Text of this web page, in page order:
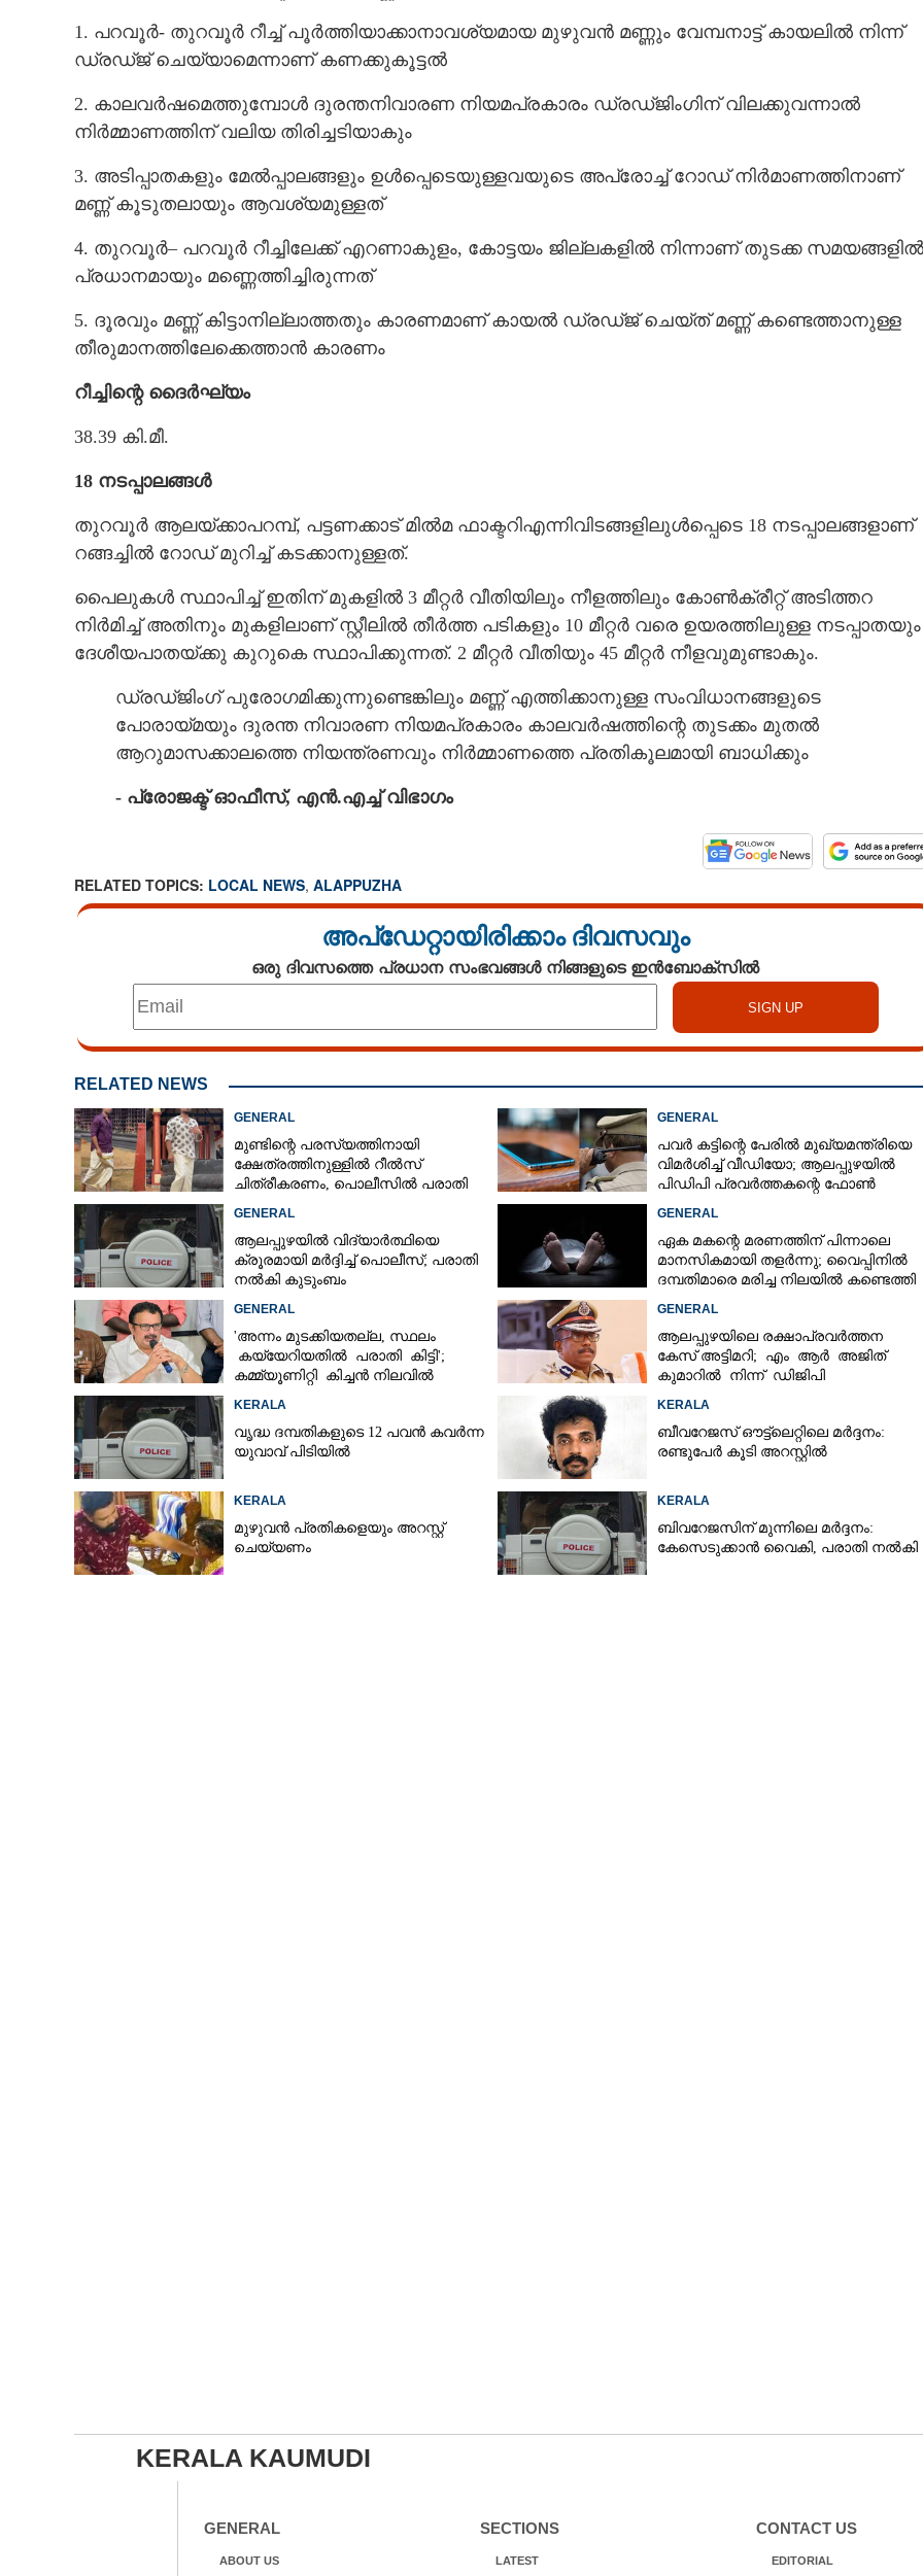
1. പറവൂർ- തുറവൂർ റീച്ച് പൂർത്തിയാക്കാനാവശ്യമായ മുഴുവൻ മണ്ണും വേമ്പനാട്ട് കായലിൽ നിന്ന്
ഡ്രഡ്ജ് ചെയ്യാമെന്നാണ് കണക്കുകൂട്ടൽ
2. കാലവർഷമെത്തുമ്പോൾ ദുരന്തനിവാരണ നിയമപ്രകാരം ഡ്രഡ്ജിംഗിന് വിലക്കുവന്നാൽ
നിർമ്മാണത്തിന് വലിയ തിരിച്ചടിയാകും
3. അടിപ്പാതകളും മേൽപ്പാലങ്ങളും ഉൾപ്പെടെയുള്ളവയുടെ അപ്രോച്ച് റോഡ് നിർമാണത്തിനാണ്
മണ്ണ് കൂടുതലായും ആവശ്യമുള്ളത്
4. തുറവൂർ– പറവൂർ റീച്ചിലേക്ക് എറണാകുളം, കോട്ടയം ജില്ലകളിൽ നിന്നാണ് തുടക്ക സമയങ്ങളിൽ
പ്രധാനമായും മണ്ണെത്തിച്ചിരുന്നത്
5. ദൂരവും മണ്ണ് കിട്ടാനില്ലാത്തതും കാരണമാണ് കായൽ ഡ്ര‌ഡ്ജ് ചെയ്ത് മണ്ണ് കണ്ടെത്താനുള്ള
തീരുമാനത്തിലേക്കെത്താൻ കാരണം
റീച്ചിന്റെ ദൈർഘ്യം
38.39 കി.മീ.
18 നടപ്പാലങ്ങൾ
തുറവൂർ ആലയ്ക്കാപറമ്പ്, പട്ടണക്കാട് മിൽമ ഫാക്ടറിഎന്നിവിടങ്ങളിലുൾപ്പെടെ 18 നടപ്പാലങ്ങളാണ്
റങ്ങച്ചിൽ റോഡ് മുറിച്ച് കടക്കാനുള്ളത്.
പൈലുകൾ സ്ഥാപിച്ച് ഇതിന് മുകളിൽ 3 മീറ്റർ വീതിയിലും നീളത്തിലും കോൺക്രീറ്റ് അടിത്തറ
നിർമിച്ച് അതിനും മുകളിലാണ് സ്റ്റീലിൽ തീർത്ത പടികളും 10 മീറ്റർ വരെ ഉയരത്തിലുള്ള നടപ്പാതയും
ദേശീയപാതയ്ക്കു കുറുകെ സ്ഥാപിക്കുന്നത്. 2 മീറ്റർ വീതിയും 45 മീറ്റർ നീളവുമുണ്ടാകും.
ഡ്രഡ്ജിംഗ് പുരോഗമിക്കുന്നുണ്ടെങ്കിലും മണ്ണ് എത്തിക്കാനുള്ള സംവിധാനങ്ങളുടെ
പോരായ്മയും ദുരന്ത നിവാരണ നിയമപ്രകാരം കാലവർഷത്തിന്റെ തുടക്കം മുതൽ
ആറുമാസക്കാലത്തെ നിയന്ത്രണവും നിർമ്മാണത്തെ പ്രതികൂലമായി ബാധിക്കും
- പ്രോജക്ട് ഓഫീസ്, എൻ.എച്ച് വിഭാഗം
RELATED TOPICS: LOCAL NEWS, ALAPPUZHA
അപ്ഡേറ്റായിരിക്കാം ദിവസവും
ഒരു ദിവസത്തെ പ്രധാന സംഭവങ്ങൾ നിങ്ങളുടെ ഇൻബോക്സിൽ
RELATED NEWS
GENERAL
മുണ്ടിന്റെ പരസ്യത്തിനായി
ക്ഷേത്രത്തിനുള്ളിൽ റീൽസ്
ചിത്രീകരണം, പൊലീസിൽ പരാതി
GENERAL
പവർ കട്ടിന്റെ പേരിൽ മുഖ്യമന്ത്രിയെ
വിമർശിച്ച് വീഡിയോ; ആലപ്പുഴയിൽ
പിഡിപി പ്രവർത്തകന്റെ ഫോൺ
GENERAL
ആലപ്പുഴയിൽ വിദ്യാർത്ഥിയെ
ക്രൂരമായി മർദ്ദിച്ച് പൊലീസ്; പരാതി
നൽകി കുടുംബം
GENERAL
ഏക മകന്റെ മരണത്തിന് പിന്നാലെ
മാനസികമായി തളർന്നു; വൈപ്പിനിൽ
ദമ്പതിമാരെ മരിച്ച നിലയിൽ കണ്ടെത്തി
GENERAL
'അന്നം മുടക്കിയതല്ല, സ്ഥലം
കയ്യേറിയതിൽ പരാതി കിട്ടി';
കമ്മ്യൂണിറ്റി കിച്ചൻ നിലവിൽ
GENERAL
ആലപ്പുഴയിലെ രക്ഷാപ്രവർത്തന
കേസ് അട്ടിമറി; എം ആർ അജിത്
കുമാറിൽ നിന്ന് ‌ ഡിജിപി
KERALA
വൃദ്ധ ദമ്പതികളുടെ 12 പവൻ കവർന്ന
യുവാവ് പിടിയിൽ
KERALA
ബീവറേജസ് ഔട്ട്‌ലെറ്റിലെ മർദ്ദനം:
രണ്ടുപേർ കൂടി അറസ്റ്റിൽ
KERALA
മുഴുവൻ പ്രതികളെയും അറസ്റ്റ്
ചെയ്യണം
KERALA
ബിവറേജസിന് മുന്നിലെ മർദ്ദനം:
കേസെടുക്കാൻ വൈകി, പരാതി നൽകി
KERALA KAUMUDI
GENERAL
ABOUT US
SECTIONS
LATEST
CONTACT US
EDITORIAL
ദേശീയപാത നിർമ്മാണം..............
മണ്ണിൽത്തട്ടി നീങ്ങാനാകാതെ പറവൂർ -
തുറവൂർ റീച്ച്
Share this link